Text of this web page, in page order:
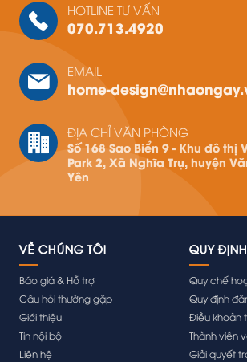
HOTLINE TƯ VẤN
070.713.4920
EMAIL
home-
ĐỊA CHỈ VĂN PHÒNG
Số 168 Sao Biển 9 - Khu đô thị
Park 2, Xã Nghĩa Trụ, huyện
Yên
VỀ CHÚNG TÔI
Báo giá & Hỗ trợ
Câu hỏi thường gặp
Giới thiệu
Tin nội bộ
Liên hệ
QUY ĐỊNH
Quy chế
Quy định
Điều khoản
Thành viên
Giải quyết